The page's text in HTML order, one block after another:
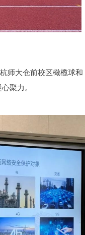
师大仓前校区橄榄球和
聚力。